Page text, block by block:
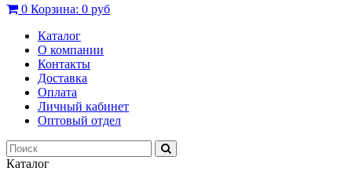
0 Корзина: 0 руб
Каталог
О компании
Контакты
Доставка
Оплата
Личный кабинет
Оптовый отдел
Каталог